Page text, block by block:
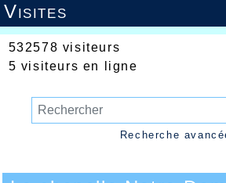
Visites
532578 visiteurs
5 visiteurs en ligne
Recherche